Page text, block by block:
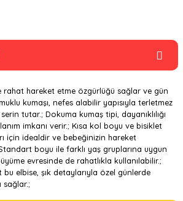
rahat hareket etme özgürlüğü sağlar ve gün
kumaşı, nefes alabilir yapısıyla terletmez
tutar.; Dokuma kumaş tipi, dayanıklılığı
imkanı verir.; Kısa kol boyu ve bisiklet
için idealdir ve bebeğinizin hareket
boyu ile farklı yaş gruplarına uygun
evresinde de rahatlıkla kullanılabilir.;
elbise, şık detaylarıyla özel günlerde
sağlar.;